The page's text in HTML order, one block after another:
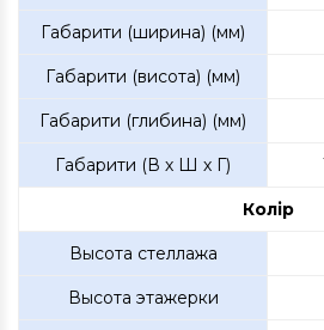
Габарити (ширина) (мм)
Габарити (висота) (мм)
Габарити (глибина) (мм)
Габарити (В х Ш х Г)
Колір
Высота стеллажа
Высота этажерки